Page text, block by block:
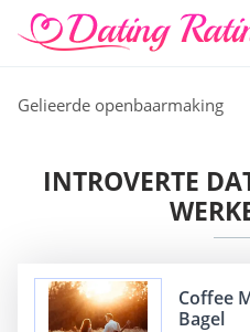
Gelieerde openbaarmaking
INTROVERTE
Coffee
Bagel